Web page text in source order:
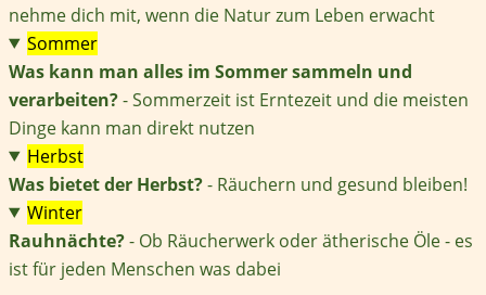
nehme dich mit, wenn die Natur zum Leben erwacht
Sommer
Was kann man alles im Sommer sammeln und
verarbeiten?- Sommerzeit ist Erntezeit und die meisten
Dinge kann man direkt nutzen
Herbst
Was bietet der Herbst?- Räuchern und gesund bleiben!
Winter
Rauhnächte?- Ob Räucherwerk oder ätherische Öle - es
ist für jeden Menschen was dabei